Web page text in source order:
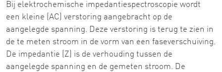
Bij elektrochemische impedantiespectroscopie wordt
een kleine (AC) verstoring aangebracht op de
aangelegde spanning. Deze verstoring is terug te zien in
de te meten stroom in de vorm van een faseverschuiving.
De impedantie (Z) is de verhouding tussen de
aangelegde spanning en de gemeten stroom. De